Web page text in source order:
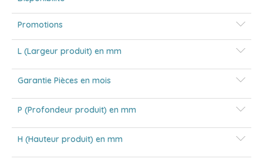
Promotions
L (Largeur produit) en mm
Garantie Pièces en mois
P (Profondeur produit) en mm
H (Hauteur produit) en mm